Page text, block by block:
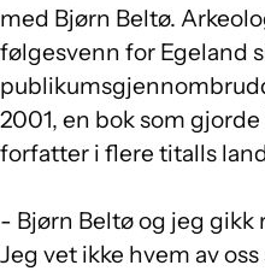
med Bjørn Beltø.
følgesvenn for Egeland
2001, en bok som
forfatter i flere titalls
- Bjørn Beltø og jeg
Jeg vet ikke hvem av